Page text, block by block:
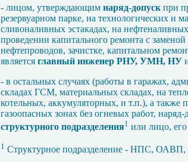
- лицом, утверждающим наряд-допуск при
резервуарном парке, на технологических и
сливоналивных эстакадах, на
проведении капитального ремонта с
нефтепроводов, зачистке, капитальном
является главный инженер РНУ, УМН, НУ
- в остальных случаях (работы в гаражах,
складах ГСМ, материальных складах, на
котельных, аккумуляторных, и т.п.), а также
газоопасных зонах без огневых работ,
структурного подразделения1 или лицо,
1 Структурное подразделение - НПС,